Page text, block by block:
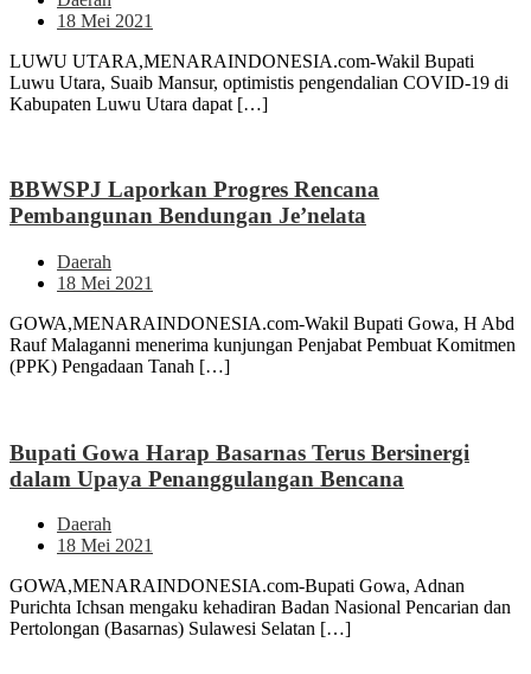
18 Mei 2021
LUWU UTARA,MENARAINDONESIA.com-Wakil Bupati
Luwu Utara, Suaib Mansur, optimistis pengendalian COVID-19 di
Kabupaten Luwu Utara dapat […]
BBWSPJ Laporkan Progres Rencana
Pembangunan Bendungan Je’nelata
Daerah
18 Mei 2021
GOWA,MENARAINDONESIA.com-Wakil Bupati Gowa, H Abd
Rauf Malaganni menerima kunjungan Penjabat Pembuat Komitmen
(PPK) Pengadaan Tanah […]
Bupati Gowa Harap Basarnas Terus Bersinergi
dalam Upaya Penanggulangan Bencana
Daerah
18 Mei 2021
GOWA,MENARAINDONESIA.com-Bupati Gowa, Adnan
Purichta Ichsan mengaku kehadiran Badan Nasional Pencarian dan
Pertolongan (Basarnas) Sulawesi Selatan […]